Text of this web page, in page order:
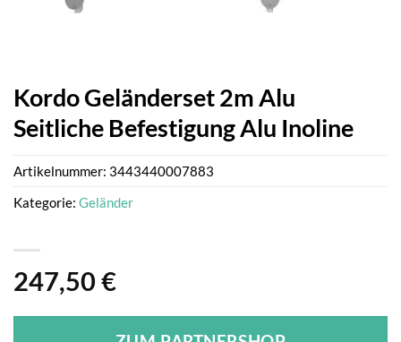
Kordo Geländerset 2m Alu
Seitliche Befestigung Alu Inoline
247,50 €
Artikelnummer: 3443440007883
Kategorie: Geländer